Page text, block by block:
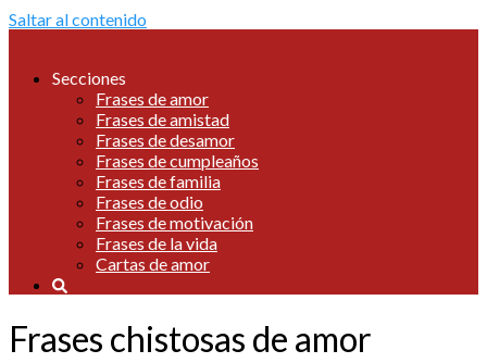
Saltar al contenido
Secciones
Frases de amor
Frases de amistad
Frases de desamor
Frases de cumpleaños
Frases de familia
Frases de odio
Frases de motivación
Frases de la vida
Cartas de amor
Frases chistosas de amor